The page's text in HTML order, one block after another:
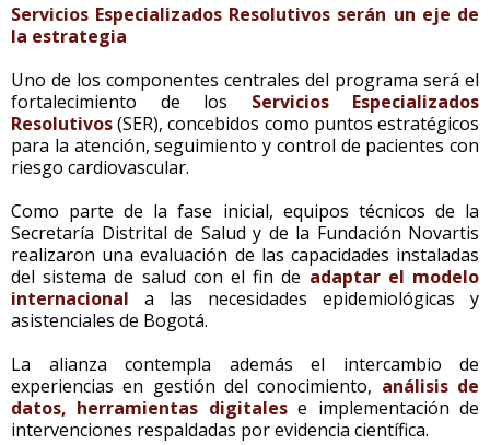
Servicios Especializados Resolutivos serán un eje de
la estrategia
Uno de los componentes centrales del programa será el
fortalecimiento de los Servicios Especializados
Resolutivos(SER), concebidos como puntos estratégicos
para la atención, seguimiento y control de pacientes con
riesgo cardiovascular.
Como parte de la fase inicial, equipos técnicos de la
Secretaría Distrital de Salud y de la Fundación Novartis
realizaron una evaluación de las capacidades instaladas
del sistema de salud con el fin de adaptar el modelo
internacional a las necesidades epidemiológicas y
asistenciales de Bogotá.
La alianza contempla además el intercambio de
experiencias en gestión del conocimiento, análisis de
datos, herramientas digitalese implementación de
intervenciones respaldadas por evidencia científica.